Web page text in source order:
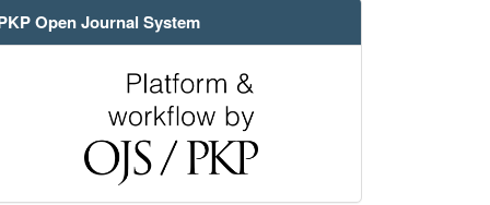
Open Journal System